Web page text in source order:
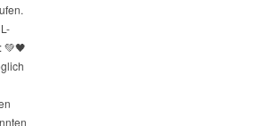
💚🖤